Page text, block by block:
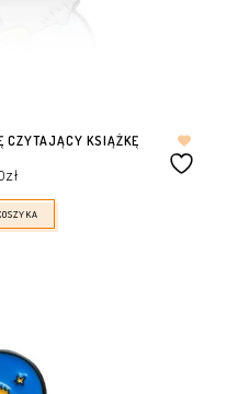
CZYTAJĄCY KSIĄŻKĘ
zł